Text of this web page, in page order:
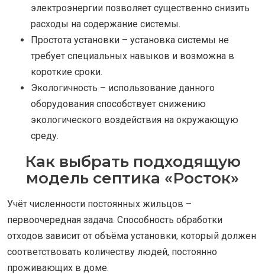
электроэнергии позволяет существенно снизить
расходы на содержание системы.
Простота установки – установка системы не
требует специальных навыков и возможна в
короткие сроки.
Экологичность – использование данного
оборудования способствует снижению
экологического воздействия на окружающую
среду.
Как выбрать подходящую
модель септика «Росток»
Учёт численности постоянных жильцов –
первоочередная задача. Способность обработки
отходов зависит от объёма установки, который должен
соответствовать количеству людей, постоянно
проживающих в доме.